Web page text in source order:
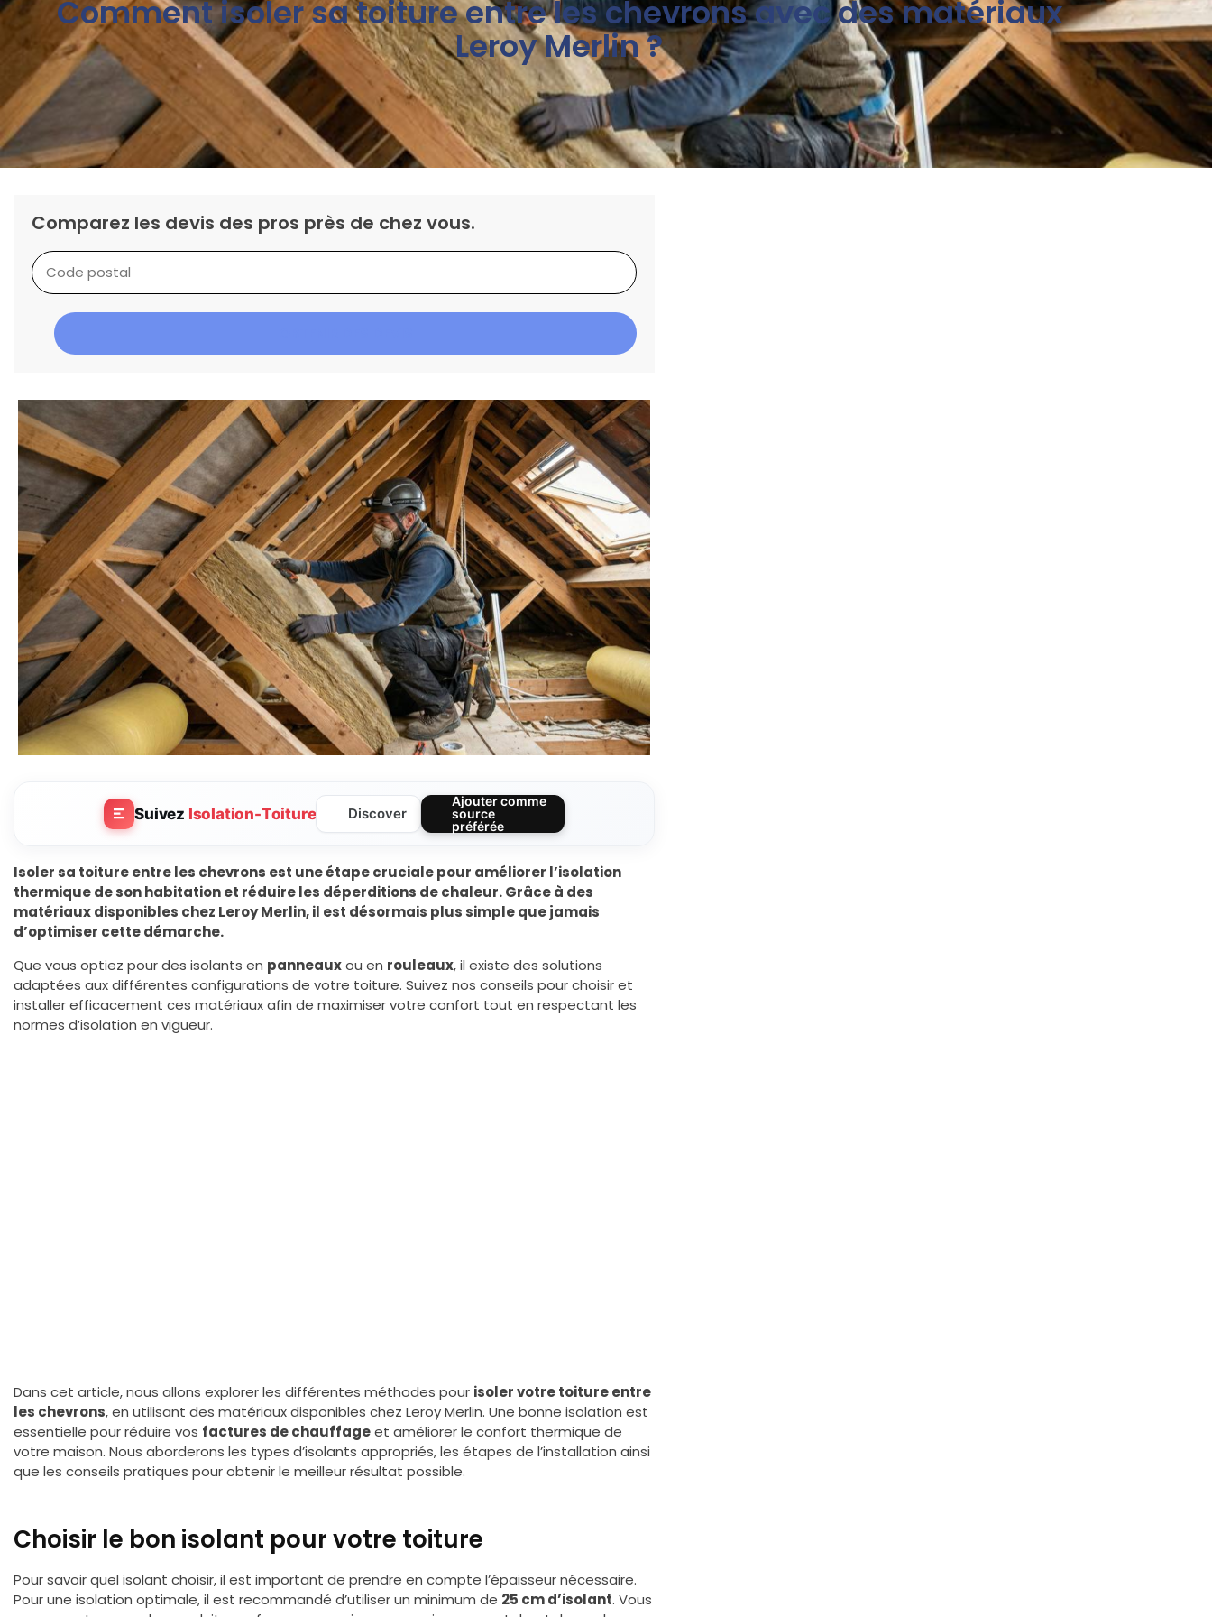
Comment isoler sa toiture entre les chevrons avec des matériaux
Leroy Merlin ?
Comparez les devis des pros près de chez vous.
Suivez Isolation-Toiture Discover
Ajouter comme
source
préférée
Isoler sa toiture entre les chevrons est une étape cruciale pour améliorer l’isolation
thermique de son habitation et réduire les déperditions de chaleur. Grâce à des
matériaux disponibles chez Leroy Merlin, il est désormais plus simple que jamais
d’optimiser cette démarche.
Que vous optiez pour des isolants en panneauxou en rouleaux, il existe des solutions
adaptées aux différentes configurations de votre toiture. Suivez nos conseils pour choisir et
installer efficacement ces matériaux afin de maximiser votre confort tout en respectant les
normes d’isolation en vigueur.
Dans cet article, nous allons explorer les différentes méthodes pour isoler votre toiture entre
les chevrons, en utilisant des matériaux disponibles chez Leroy Merlin. Une bonne isolation est
essentielle pour réduire vos factures de chauffageet améliorer le confort thermique de
votre maison. Nous aborderons les types d’isolants appropriés, les étapes de l’installation ainsi
que les conseils pratiques pour obtenir le meilleur résultat possible.
Choisir le bon isolant pour votre toiture
Pour savoir quel isolant choisir, il est important de prendre en compte l’épaisseur nécessaire.
Pour une isolation optimale, il est recommandé d’utiliser un minimum de 25 cm d’isolant. Vous